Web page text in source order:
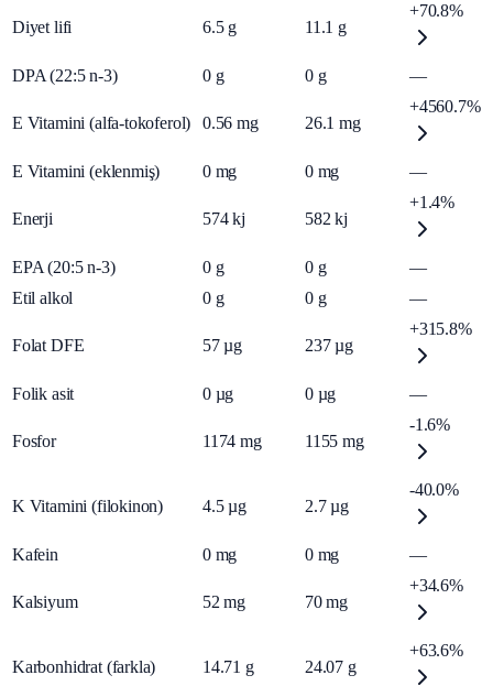
Diyet lifi 6.5 g 11.1 g
+70.8%
DPA (22:5 n-3) 0 g 0 g —
E Vitamini (alfa-tokoferol) 0.56 mg 26.1 mg
+4560.7%
E Vitamini (eklenmiş) 0 mg 0 mg —
Enerji 574 kj 582 kj
+1.4%
EPA (20:5 n-3) 0 g 0 g
—
Etil alkol
0 g 0 g —
Folat DFE 57 µg 237 µg
+315.8%
Folik asit 0 µg 0 µg —
Fosfor 1174 mg 1155 mg
-1.6%
K Vitamini (filokinon) 4.5 µg 2.7 µg
-40.0%
Kafein 0 mg 0 mg —
Kalsiyum 52 mg 70 mg
+34.6%
Karbonhidrat (farkla) 14.71 g 24.07 g
+63.6%